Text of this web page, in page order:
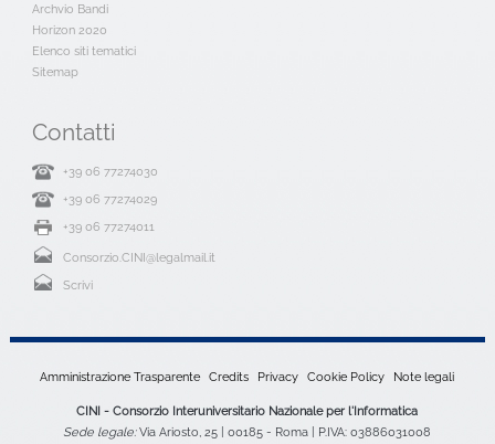
Archvio Bandi
Horizon 2020
Elenco siti tematici
Sitemap
Contatti
+39 06 77274030
+39 06 77274029
+39 06 77274011
Consorzio.CINI@legalmail.it
Scrivi
Amministrazione Trasparente Credits Privacy Cookie Policy Note legali
CINI - Consorzio Interuniversitario Nazionale per l'Informatica
Sede legale:Via Ariosto, 25 | 00185 - Roma | P.IVA: 03886031008